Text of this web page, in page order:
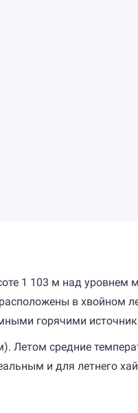
1 103 м над уровнем
в хвойном
горячими
Летом средние
и для летнего